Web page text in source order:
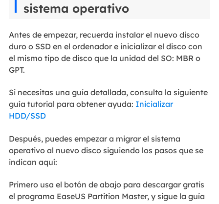
sistema operativo
Antes de empezar, recuerda instalar el nuevo disco
duro o SSD en el ordenador e inicializar el disco con
el mismo tipo de disco que la unidad del SO: MBR o
GPT.
Si necesitas una guía detallada, consulta la siguiente
guía tutorial para obtener ayuda: Inicializar
HDD/SSD
Después, puedes empezar a migrar el sistema
operativo al nuevo disco siguiendo los pasos que se
indican aquí:
Primero usa el botón de abajo para descargar gratis
el programa EaseUS Partition Master, y sigue la guía